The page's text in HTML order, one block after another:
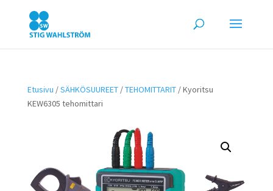
Etusivu /SÄHKÖSUUREET/TEHOMITTARIT/ Kyoritsu
KEW6305 tehomittari